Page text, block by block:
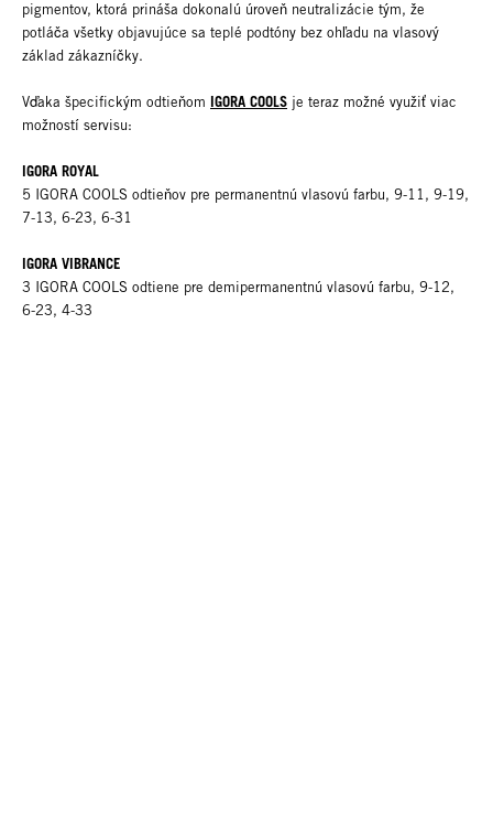
pigmentov, ktorá prináša dokonalú úroveň neutralizácie tým, že
potláča všetky objavujúce sa teplé podtóny bez ohľadu na vlasový
základ zákazníčky.
Vďaka špecifickým odtieňom IGORA COOLS je teraz možné využiť viac
možností servisu:
IGORA ROYAL
5 IGORA COOLS odtieňov pre permanentnú vlasovú farbu, 9-11, 9-19,
7-13, 6-23, 6-31
IGORA VIBRANCE
3 IGORA COOLS odtiene pre demipermanentnú vlasovú farbu, 9-12,
6-23, 4-33